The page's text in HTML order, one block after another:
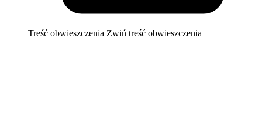
Treść obwieszczenia Zwiń treść obwieszczenia